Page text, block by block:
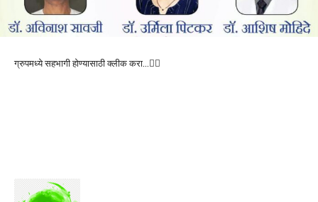
ग्रुपमध्ये सहभागी होण्यासाठी क्लीक करा…👆🏻